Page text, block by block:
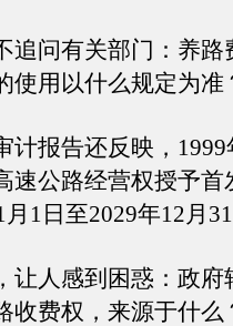
问有关部门：养路
使用以什么规定为准
报告还反映，1999
速公路经营权授予首
1日至2029年12月
人感到困惑：政府
收费权，来源于什么